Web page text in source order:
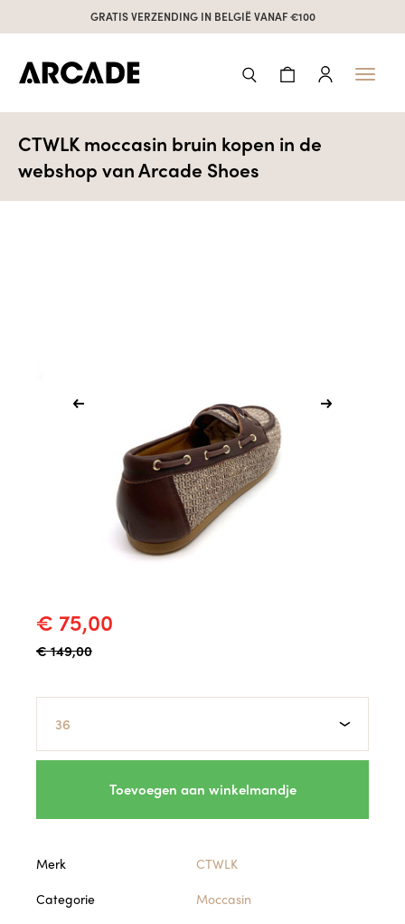
GRATIS VERZENDING IN BELGIË VANAF €100
Toggle
CTWLK moccasin bruin kopen in de
webshop van Arcade Shoes
€ 75,00
€ 149,00
Toevoegen aan winkelmandje
Merk
CTWLK
Categorie
Moccasin